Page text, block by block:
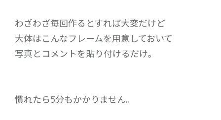
わざわざ毎回作るとすれば大変だけど
大体はこんなフレームを用意しておいて
写真とコメントを貼り付けるだけ。
慣れたら5分もかかりません。